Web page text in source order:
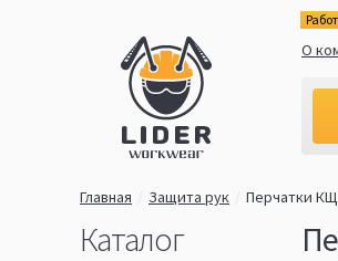
О
Главная Защита рук Перчатки
Каталог